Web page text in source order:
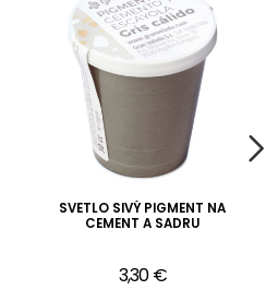
SVETLO SIVÝ PIGMENT NA
CEMENT A SADRU
3,30 €